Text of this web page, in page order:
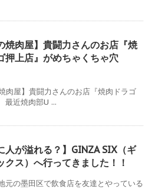
焼肉屋】貴闘力さんのお店『焼
押上店』がめちゃくちゃ穴
肉屋】貴闘力さんのお店『焼肉ドラゴ
近焼肉部U ...
人が溢れる？】GINZA SIX（ギ
クス）へ行ってきました！！
の墨田区で飲食店を友達とやっている